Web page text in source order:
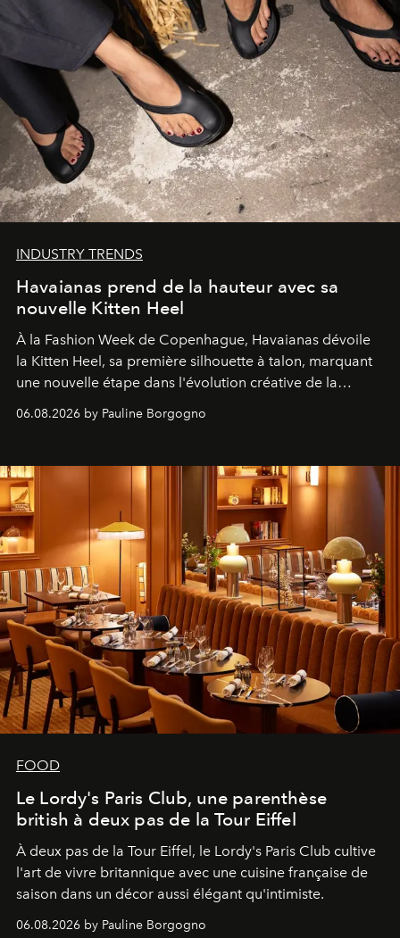
INDUSTRY TRENDS
Havaianas prend de la hauteur avec sa
nouvelle Kitten Heel
À la Fashion Week de Copenhague, Havaianas dévoile
la Kitten Heel, sa première silhouette à talon, marquant
une nouvelle étape dans l'évolution créative de la
06.08.2026 by Pauline Borgogno
FOOD
Le Lordy's Paris Club, une parenthèse
british à deux pas de la Tour Eiffel
À deux pas de la Tour Eiffel, le Lordy's Paris Club cultive
l'art de vivre britannique avec une cuisine française de
saison dans un décor aussi élégant qu'intimiste.
06.08.2026 by Pauline Borgogno